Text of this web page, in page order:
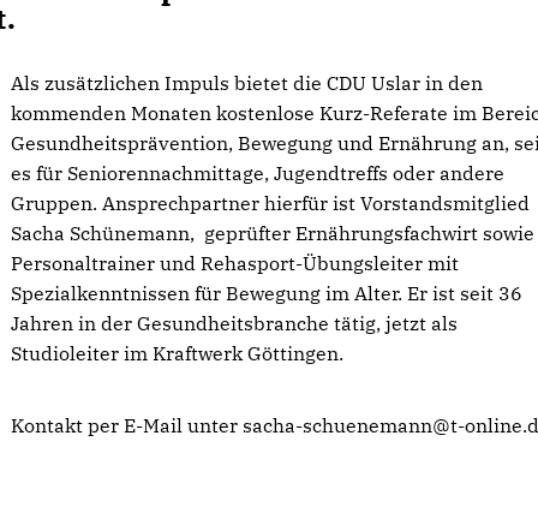
Als zusätzlichen Impuls bietet die CDU Uslar in den
kommenden Monaten kostenlose Kurz-Referate im
Gesundheitsprävention, Bewegung und Ernährung an,
es für Seniorennachmittage, Jugendtreffs oder andere
Gruppen. Ansprechpartner hierfür ist Vorstandsmitglied
Sacha Schünemann, geprüfter Ernährungsfachwirt sowie
Personaltrainer und Rehasport-Übungsleiter mit
Spezialkenntnissen für Bewegung im Alter. Er ist seit 36
Jahren in der Gesundheitsbranche tätig, jetzt als
Studioleiter im Kraftwerk Göttingen.
Kontakt per E-Mail unter sacha-schuenemann@t-